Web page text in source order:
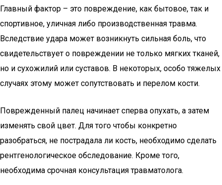
Главный фактор – это повреждение, как бытовое, так и
спортивное, уличная либо производственная травма.
Вследствие удара может возникнуть сильная боль, что
свидетельствует о повреждении не только мягких тканей,
но и сухожилий или суставов. В некоторых, особо тяжелых
случаях этому может сопутствовать и перелом кости.
Поврежденный палец начинает сперва опухать, а затем
изменять свой цвет. Для того чтобы конкретно
разобраться, не пострадала ли кость, необходимо сделать
рентгенологическое обследование. Кроме того,
необходима срочная консультация травматолога.